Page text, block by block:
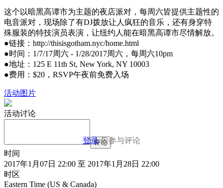
这个以暗黑高谭市为主题的夜店派对，每周六皆提供主题性的
电音派对，现场除了有DJ拨放让人疯狂的音乐，还有身穿特
殊服装的特技演员表演，让纽约人能在暗黑高谭市尽情解放。
●链接：http://thisisgotham.nyc/home.html
●时间：1/7/17周六 - 1/28/2017周六，每周六10pm
●地址：125 E 11th St, New York, NY 10003
●费用：$20，RSVP午夜前免费入场
活动图片
活动讨论
登录后参与评论
评论
时间
2017年1月07日 22:00 至 2017年1月28日 22:00
时区
Eastern Time (US & Canada)